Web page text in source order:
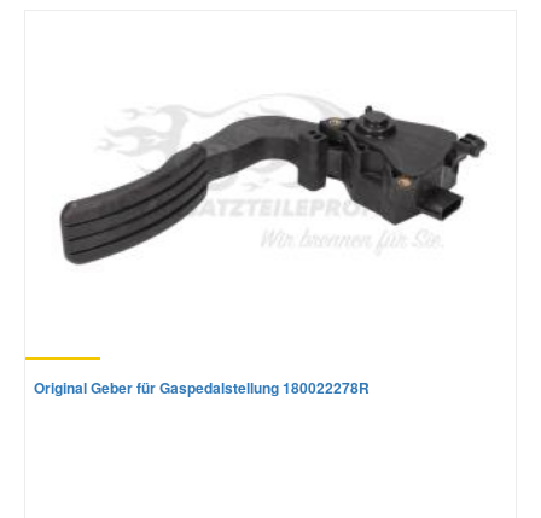
Original Geber für Gaspedalstellung 180022278R
Mercedes Ersatzteile
Mini Ersatzteile
Mitsubishi Ersatzteile
Porsche Ersatzteile